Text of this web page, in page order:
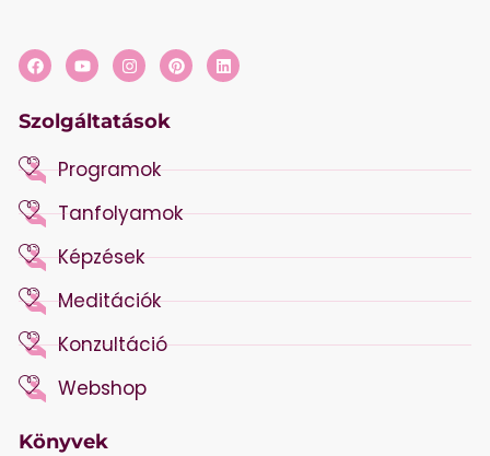
Szolgáltatások
Programok
Tanfolyamok
Képzések
Meditációk
Konzultáció
Webshop
Könyvek